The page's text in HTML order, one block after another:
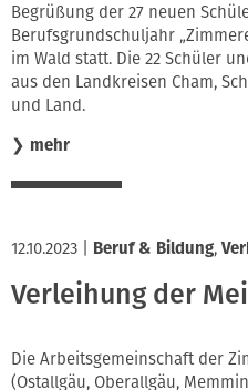
Begrüßung der 27 neuen
Berufsgrundschuljahr
im Wald statt. Die 22 Schüler
aus den Landkreisen Cham,
und Land.
❯ mehr
12.10.2023 Beruf & Bildung,
Verleihung der
Die Arbeitsgemeinschaft der
(Ostallgäu, Oberallgäu,